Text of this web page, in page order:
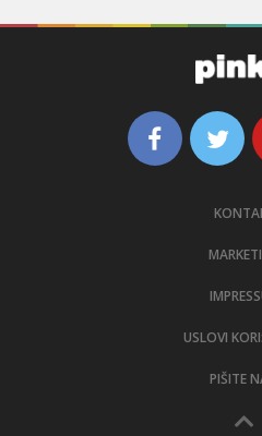
USLOVI
PIŠITE